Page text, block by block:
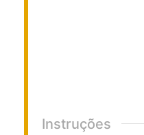
Instruções